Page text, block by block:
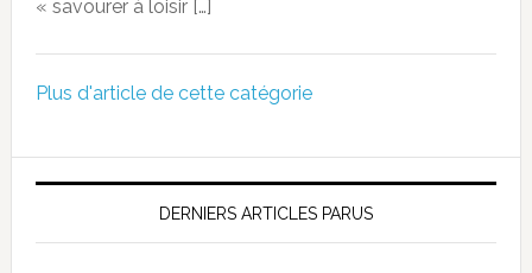
« savourer à loisir […]
Plus d'article de cette catégorie
DERNIERS ARTICLES PARUS